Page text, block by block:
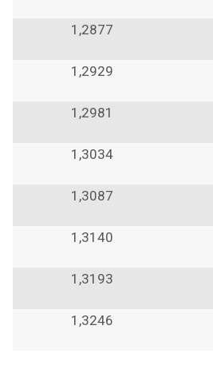
1,2877
1,2929
1,2981
1,3034
1,3087
1,3140
1,3193
1,3246